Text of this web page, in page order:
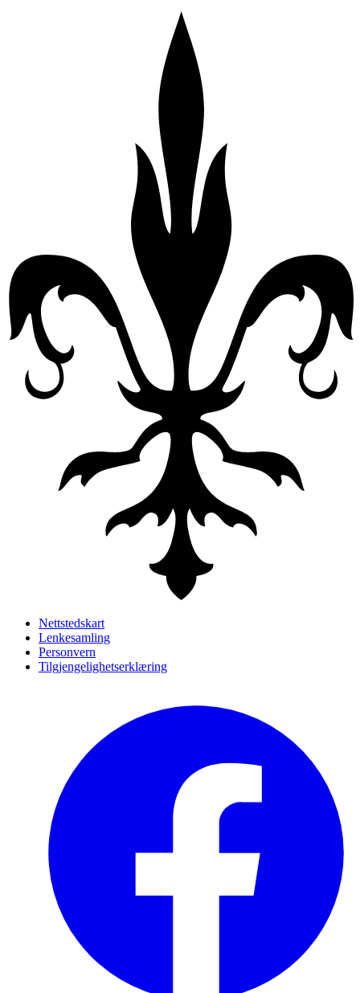
Nettstedskart
Lenkesamling
Personvern
Tilgjengelighetserklæring